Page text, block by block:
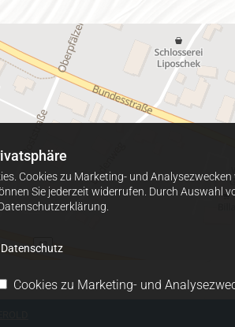
Cookies zu Marketing- und
Sie jederzeit widerrufen. Durch Auswahl
Cookies zu Marketing- und